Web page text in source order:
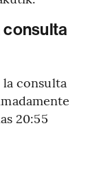
consulta
consulta
20:55